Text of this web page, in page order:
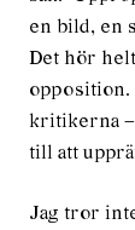
en bild, en
Det hör
kritikerna
till att
Jag tror